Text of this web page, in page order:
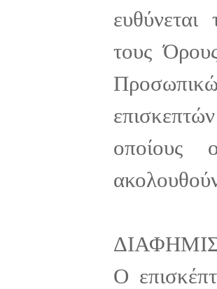
τους
οποίους
Ο